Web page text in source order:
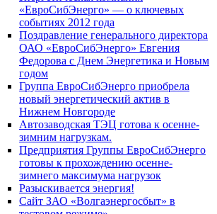
«ЕвроСибЭнерго» — о ключевых
событиях 2012 года
Поздравление генерального директора
ОАО «ЕвроСибЭнерго» Евгения
Федорова с Днем Энергетика и Новым
годом
Группа ЕвроСибЭнерго приобрела
новый энергетический актив в
Нижнем Новгороде
Автозаводская ТЭЦ готова к осенне-
зимним нагрузкам.
Предприятия Группы ЕвроСибЭнерго
готовы к прохождению осенне-
зимнего максимума нагрузок
Разыскивается энергия!
Сайт ЗАО «Волгаэнергосбыт» в